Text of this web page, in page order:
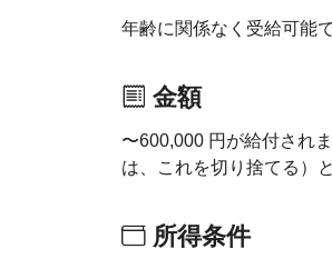
年齢に関係なく受給可能で
金額
〜600,000 円が給付され
は、これを切り捨てる）
所得条件